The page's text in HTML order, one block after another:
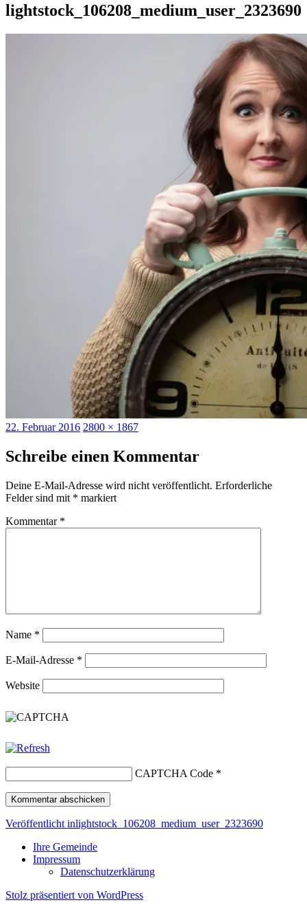
lightstock_106208_medium_user_2323690
Veröffentlicht
22. Februar 2016 Originalgröße
2800 × 1867
Schreibe einen Kommentar
Deine E-Mail-Adresse wird nicht veröffentlicht. Erforderliche
Felder sind mit * markiert
Kommentar *
Name *
E-Mail-Adresse *
Website
CAPTCHA Code *
Beitragsnavigation
Veröffentlicht inlightstock_106208_medium_user_2323690
Ihre Gemeinde
Impressum
Datenschutzerklärung
Stolz präsentiert von WordPress